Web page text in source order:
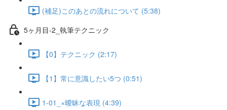
(補足)このあとの流れについて (5:38)
5ヶ月目-2_執筆テクニック
【0】テクニック (2:17)
【1】常に意識したい5つ (0:51)
1-01_×曖昧な表現 (4:39)